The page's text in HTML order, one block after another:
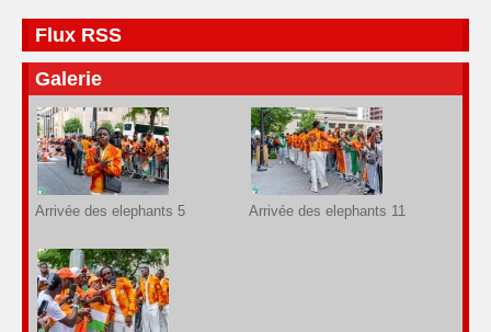
Flux RSS
Galerie
Arrivée des elephants 5 Arrivée des elephants 11